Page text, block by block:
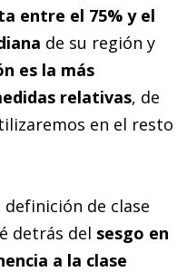
entre el 75% y el
de su región y
es la más
relativas, de
en el resto
de clase
detrás del sesgo en
a la clase